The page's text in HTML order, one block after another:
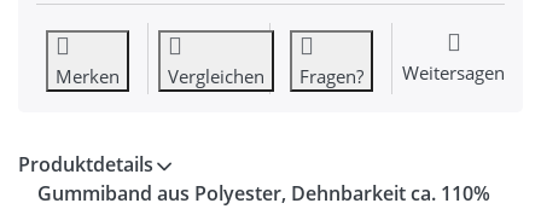
Merken Vergleichen Fragen? Weitersagen
Produktdetails
Gummiband aus Polyester, Dehnbarkeit ca. 110%